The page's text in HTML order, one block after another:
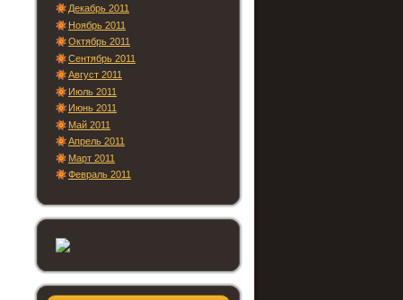
Декабрь 2011
Ноябрь 2011
Октябрь 2011
Сентябрь 2011
Август 2011
Июль 2011
Июнь 2011
Май 2011
Апрель 2011
Март 2011
Февраль 2011